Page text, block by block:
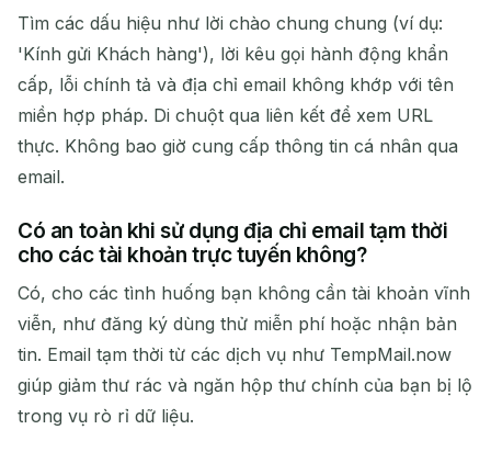
Tìm các dấu hiệu như lời chào chung chung (ví dụ:
'Kính gửi Khách hàng'), lời kêu gọi hành động khẩn
cấp, lỗi chính tả và địa chỉ email không khớp với tên
miền hợp pháp. Di chuột qua liên kết để xem URL
thực. Không bao giờ cung cấp thông tin cá nhân qua
email.
Có an toàn khi sử dụng địa chỉ email tạm thời
cho các tài khoản trực tuyến không?
Có, cho các tình huống bạn không cần tài khoản vĩnh
viễn, như đăng ký dùng thử miễn phí hoặc nhận bản
tin. Email tạm thời từ các dịch vụ như TempMail.now
giúp giảm thư rác và ngăn hộp thư chính của bạn bị lộ
trong vụ rò rỉ dữ liệu.